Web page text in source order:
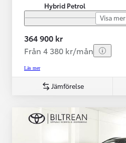
Hybrid Petrol
Visa mer
364 900 kr
Från 4 380 kr/mån
Läs mer
Jämförelse